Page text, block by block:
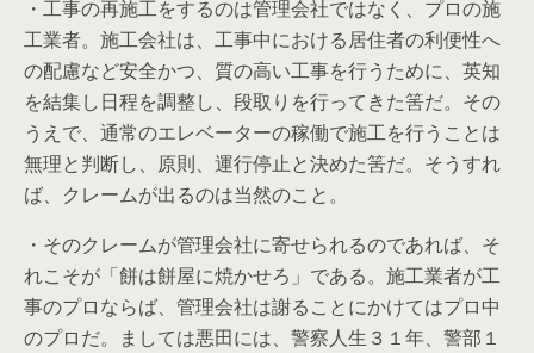
・工事の再施工をするのは管理会社ではなく、プロの施
工業者。施工会社は、工事中における居住者の利便性へ
の配慮など安全かつ、質の高い工事を行うために、英知
を結集し日程を調整し、段取りを行ってきた筈だ。その
うえで、通常のエレベーターの稼働で施工を行うことは
無理と判断し、原則、運行停止と決めた筈だ。そうすれ
ば、クレームが出るのは当然のこと。
・そのクレームが管理会社に寄せられるのであれば、そ
れこそが「餅は餅屋に焼かせろ」である。施工業者が工
事のプロならば、管理会社は謝ることにかけてはプロ中
のプロだ。ましては悪田には、警察人生３１年、警部１